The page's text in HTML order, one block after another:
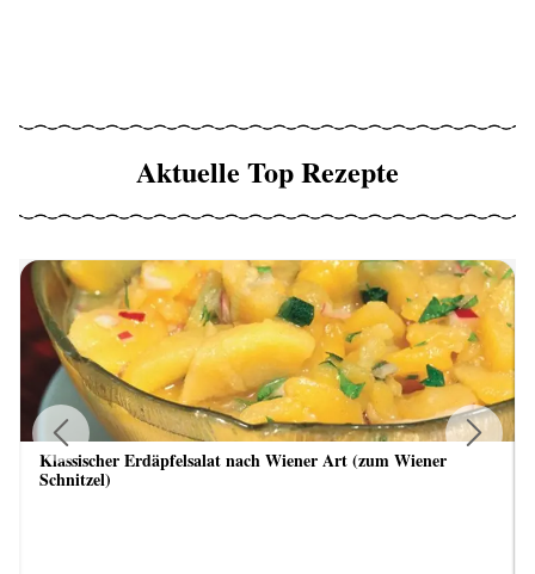
Aktuelle Top Rezepte
Klassischer Erdäpfelsalat nach Wiener Art (zum Wiener
Schnitzel)
Previous